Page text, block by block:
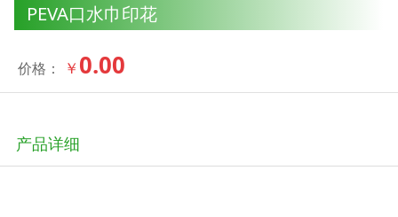
PEVA口水巾印花
价格： ￥ 0.00
产品详细